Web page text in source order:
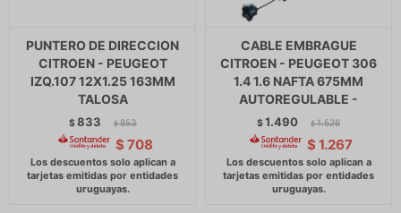
PUNTERO DE DIRECCION
CITROEN - PEUGEOT
IZQ.107 12X1.25 163MM
TALOSA
$833 $ 853
$ 708
CABLE EMBRAGUE
CITROEN - PEUGEOT 306
1.4 1.6 NAFTA 675MM
AUTOREGULABLE -
$1.490 $ 1.526
$ 1.267